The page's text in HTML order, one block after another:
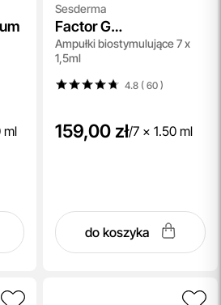
w ciągu zaledwie24 godzin
ml
Sesderma
Factor G
Biostimulating
Ampoules
Ampułki biostymulujące 7 x
1,5ml
4.8 ( 60)
159,00 zł/7 x 1.50 ml
do koszyka